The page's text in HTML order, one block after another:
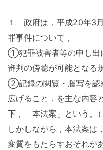
１ 政府は，平成20年3
罪事件について，
①犯罪被害者等の申し出
審判の傍聴が可能となる
②記録の閲覧・謄写を認
広げること，を主な内容
下，「本法案」という。
しかしながら，本法案は
変質をもたらすおそれが